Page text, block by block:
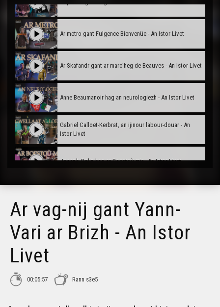
Ar metro gant Fulgence Bienvenüe - An Istor Livet
Ar Skafandr gant ar marc'heg de Beauves - An Istor Livet
Anne Beaumanoir hag an neurologiezh - An Istor Livet
Gabriel Calloet-Kerbrat, an ijinour labour-douar - An
Istor Livet
Joseph Colin hag ar Boestoù-mir - An Istor Livet
Ar vag-nij gant Yann-
Vari ar Brizh - An Istor
Livet
00:05:57 Rann s3e5